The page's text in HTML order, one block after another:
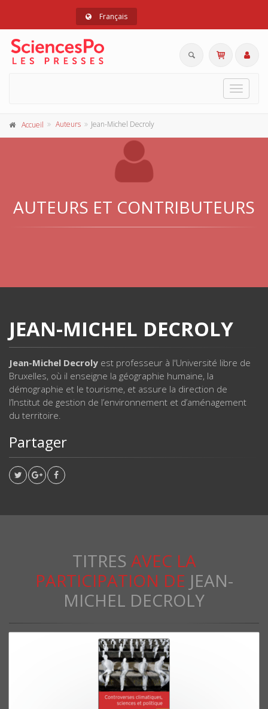
Français
Toggle
Accueil Auteurs Jean-Michel Decroly
AUTEURS ET CONTRIBUTEURS
JEAN-MICHEL DECROLY
Jean-Michel Decroly est professeur à l'Université libre de
Bruxelles, où il enseigne la géographie humaine, la
démographie et le tourisme, et assure la direction de
l’Institut de gestion de l’environnement et d’aménagement
du territoire.
Partager
TITRES AVEC LA
PARTICIPATION DE JEAN-
MICHEL DECROLY